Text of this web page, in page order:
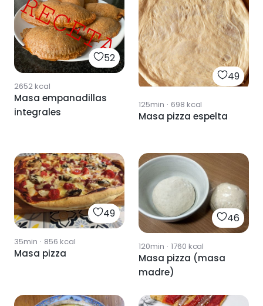
52
2652kcal
Masa empanadillas
integrales
49
125min · 698 kcal
Masa pizza espelta
49
35min · 856 kcal
Masa pizza
46
120min · 1760 kcal
Masa pizza (masa
madre)